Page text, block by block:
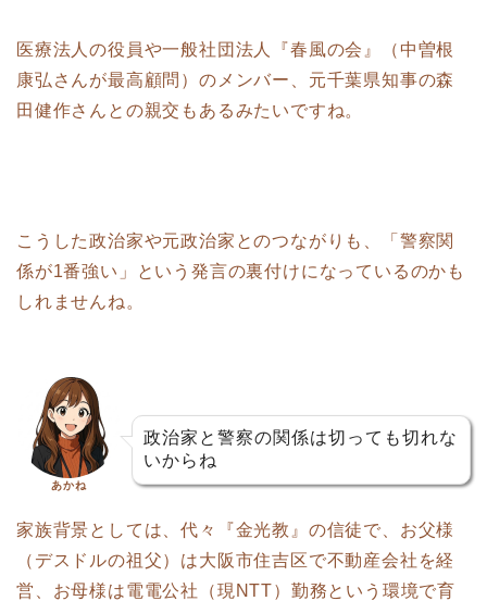
医療法人の役員や一般社団法人『春風の会』（中曽根
康弘さんが最高顧問）のメンバー、元千葉県知事の森
田健作さんとの親交もあるみたいですね。
こうした政治家や元政治家とのつながりも、「警察関
係が1番強い」という発言の裏付けになっているのかも
しれませんね。
あかね
政治家と警察の関係は切っても切れな
いからね
家族背景としては、代々『金光教』の信徒で、お父様
（デスドルの祖父）は大阪市住吉区で不動産会社を経
営、お母様は電電公社（現NTT）勤務という環境で育